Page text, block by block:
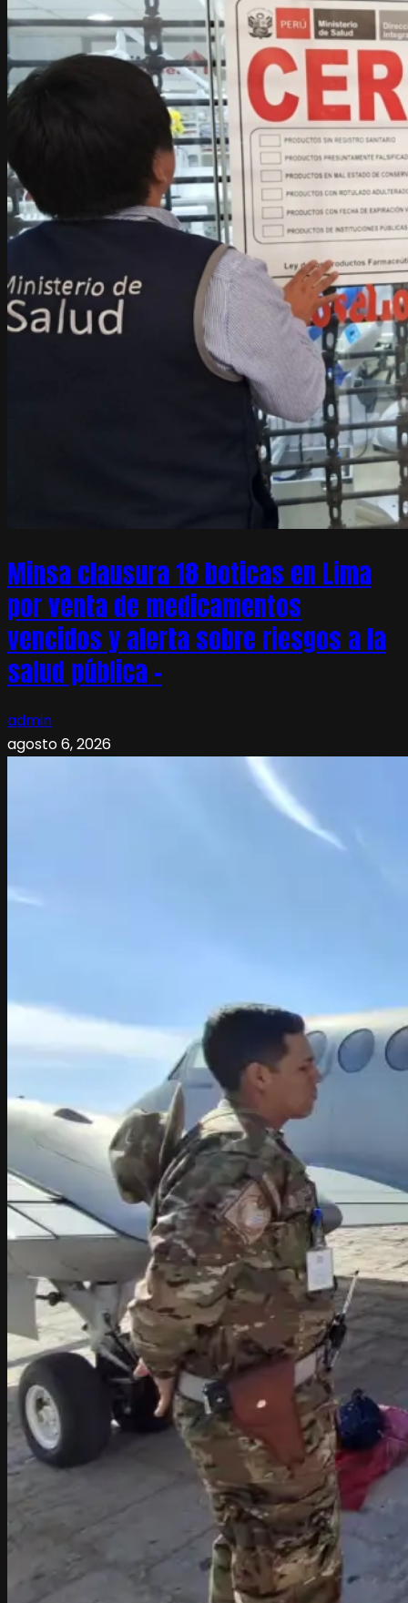
Minsa clausura 18 boticas en Lima
por venta de medicamentos
vencidos y alerta sobre riesgos a la
salud pública –
admin
agosto 6, 2026